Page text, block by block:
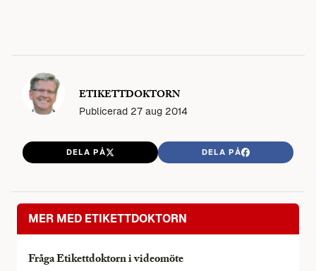
ETIKETTDOKTORN
Publicerad 27 aug 2014
DELA PÅ DELA PÅ
MER MED ETIKETTDOKTORN
Fråga Etikettdoktorn i videomöte